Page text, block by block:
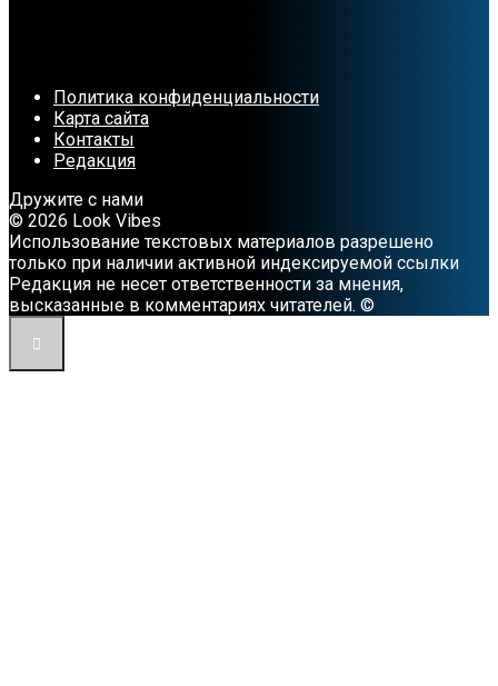
Политика конфиденциальности
Карта сайта
Контакты
Редакция
Дружите с нами
© 2026 Look Vibes
Использование текстовых материалов разрешено
только при наличии активной индексируемой ссылки
Редакция не несет ответственности за мнения,
высказанные в комментариях читателей. ©